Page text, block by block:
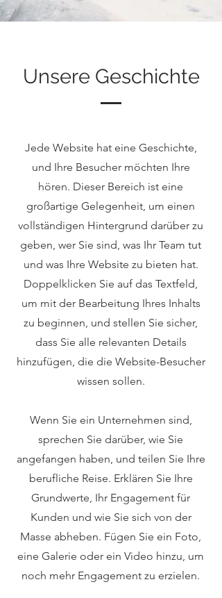
Unsere Geschichte
Jede Website hat eine Geschichte,
und Ihre Besucher möchten Ihre
hören. Dieser Bereich ist eine
großartige Gelegenheit, um einen
vollständigen Hintergrund darüber zu
geben, wer Sie sind, was Ihr Team tut
und was Ihre Website zu bieten hat.
Doppelklicken Sie auf das Textfeld,
um mit der Bearbeitung Ihres Inhalts
zu beginnen, und stellen Sie sicher,
dass Sie alle relevanten Details
hinzufügen, die die Website-Besucher
wissen sollen.
Wenn Sie ein Unternehmen sind,
sprechen Sie darüber, wie Sie
angefangen haben, und teilen Sie Ihre
berufliche Reise. Erklären Sie Ihre
Grundwerte, Ihr Engagement für
Kunden und wie Sie sich von der
Masse abheben. Fügen Sie ein Foto,
eine Galerie oder ein Video hinzu, um
noch mehr Engagement zu erzielen.